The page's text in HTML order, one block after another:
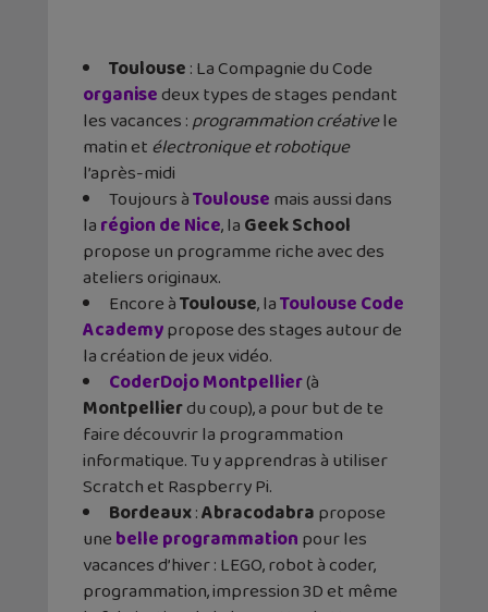
Toulouse: La Compagnie du Code
organisedeux types de stages pendant
les vacances :programmation créativele
matin etélectronique et robotique
l’après-midi
Toujours àToulousemais aussi dans
larégion de Nice, laGeek School
propose un programme riche avec des
ateliers originaux.
Encore àToulouse, laToulouse Code
Academypropose des stages autour de
la création de jeux vidéo.
CoderDojo Montpellier(à
Montpellierdu coup), a pour but de te
faire découvrir la programmation
informatique. Tu y apprendras à utiliser
Scratch et Raspberry Pi.
Bordeaux:Abracodabrapropose
unebelle programmationpour les
vacances d’hiver : LEGO, robot à coder,
programmation, impression 3D et même